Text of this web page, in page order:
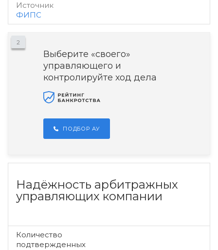
Источник
ФИПС
2
Выберите «своего»
управляющего и
контролируйте ход дела
ПОДБОР АУ
Надёжность арбитражных
управляющих компании
Количество
подтвержденных